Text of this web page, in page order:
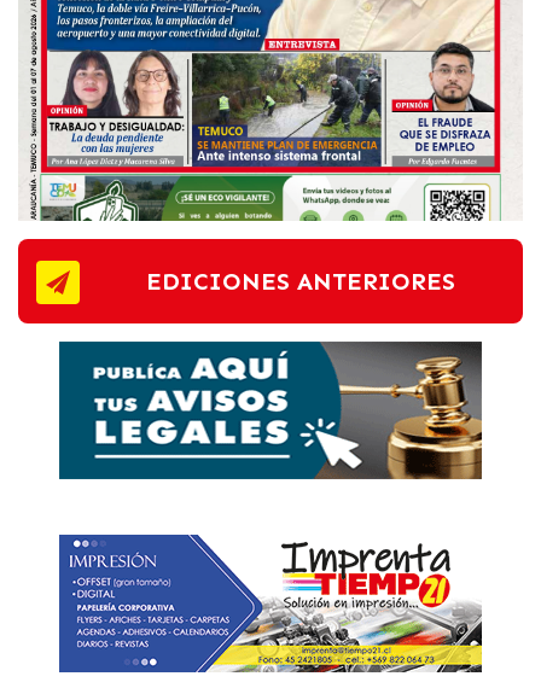
EDICIONES ANTERIORES